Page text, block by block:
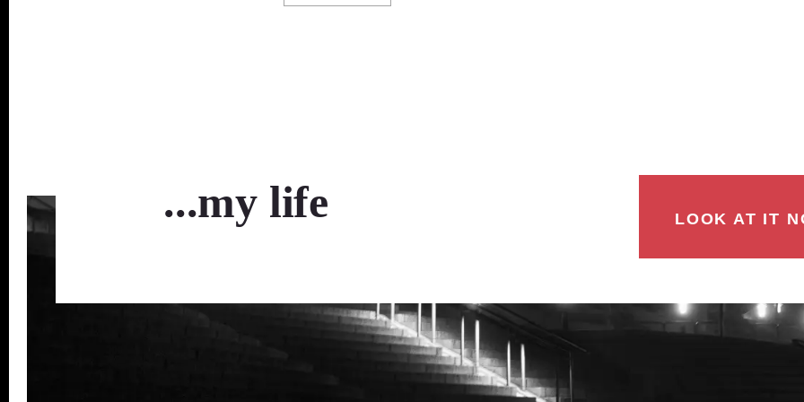
...my life LOOK AT IT